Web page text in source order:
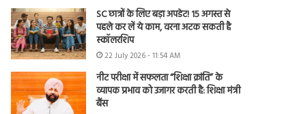
SC छात्रों के लिए बड़ा अपडेट! 15 अगस्त से
पहले कर लें ये काम, वरना अटक सकती है
स्कॉलरशिप
22 July 2026 - 11:54 AM
नीट परीक्षा में सफलता “शिक्षा क्रांति” के
व्यापक प्रभाव को उजागर करती है: शिक्षा मंत्री
बैंस